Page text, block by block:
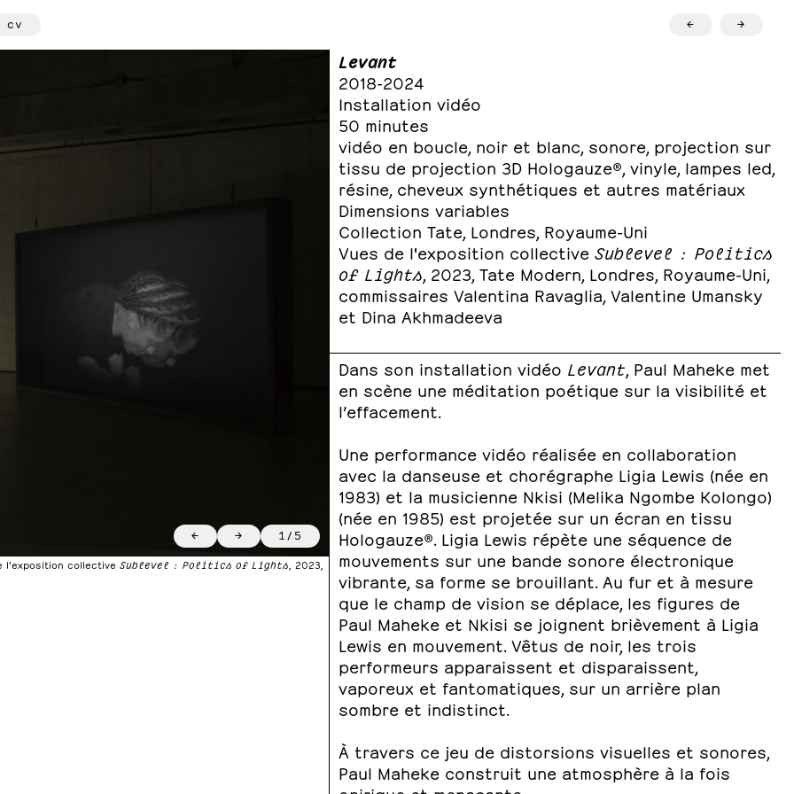
cv ← →
Levant
2018-2024
Installation vidéo
50 minutes
vidéo en boucle, noir et blanc, sonore, projection sur
tissu de projection 3D Hologauze®, vinyle, lampes led,
résine, cheveux synthétiques et autres matériaux
Dimensions variables
Collection Tate, Londres, Royaume-Uni
Vues de l'exposition collective Sublevel : Politics
of Lights , 2023, Tate Modern, Londres, Royaume-Uni,
commissaires Valentina Ravaglia, Valentine Umansky
et Dina Akhmadeeva
Dans son installation vidéo Levant , Paul Maheke met
en scène une méditation poétique sur la visibilité et
l’effacement.
Une performance vidéo réalisée en collaboration
avec la danseuse et chorégraphe Ligia Lewis (née en
1983) et la musicienne Nkisi (Melika Ngombe Kolongo)
(née en 1985) est projetée sur un écran en tissu
Hologauze®. Ligia Lewis répète une séquence de
mouvements sur une bande sonore électronique
vibrante, sa forme se brouillant. Au fur et à mesure
que le champ de vision se déplace, les figures de
Paul Maheke et Nkisi se joignent brièvement à Ligia
Lewis en mouvement. Vêtus de noir, les trois
performeurs apparaissent et disparaissent,
vaporeux et fantomatiques, sur un arrière plan
sombre et indistinct.
À travers ce jeu de distorsions visuelles et sonores,
Paul Maheke construit une atmosphère à la fois
← → 1 / 5
l’exposition collective Sublevel : Politics of Lights , 2023,